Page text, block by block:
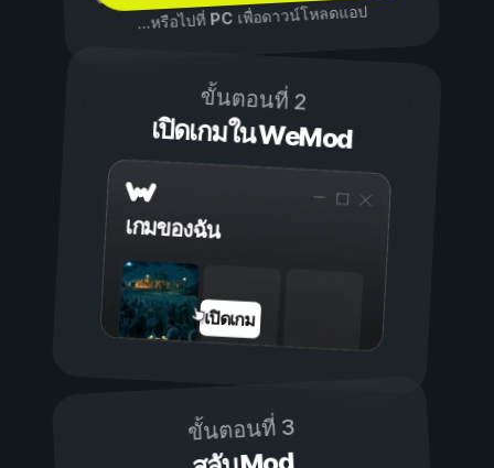
...หรือไปที่ PCเพื่อดาวน์โหลดแอป
ขั้นตอนที่ 2
เปิดเกมใน WeMod
เกมของฉัน
เปิดเกม
ขั้นตอนที่ 3